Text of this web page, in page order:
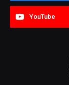
YouTube